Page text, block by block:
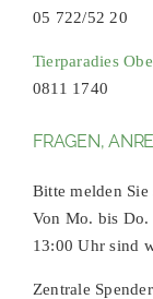
05 722/52 20
Tierparadies
0811 1740
FRAGEN,
Bitte melden Sie
Von Mo. bis
13:00 Uhr sind
Zentrale